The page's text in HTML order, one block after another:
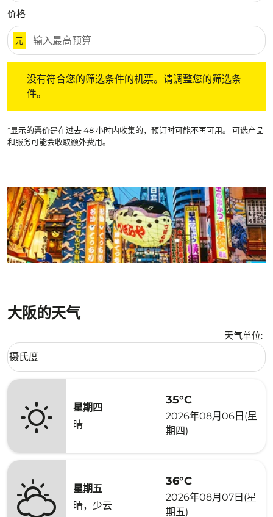
价格
元
没有符合您的筛选条件的机票。请调整您的筛选条
件。
*显示的票价是在过去 48 小时内收集的，预订时可能不再可用。 可选产品
和服务可能会收取额外费用。
大阪的天气
天气单位:
Weather unit option 摄氏度 Selected
摄氏度
keyboard_arrow_down
星期四
晴
35°C
2026年08月06日(星
期四)
星期五
晴，少云
36°C
2026年08月07日(星
期五)